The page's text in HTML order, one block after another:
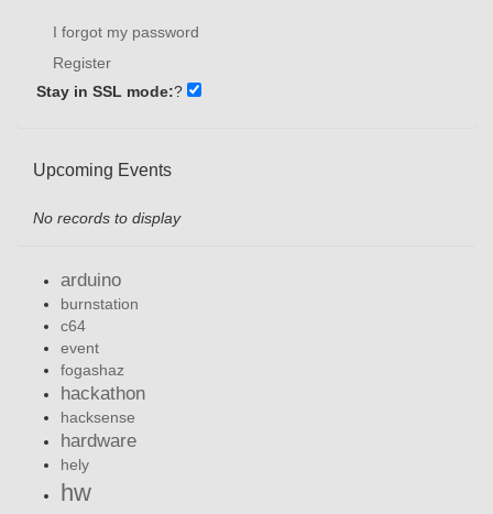
I forgot my password
Register
Stay in SSL mode:?
Upcoming Events
No records to display
arduino
burnstation
c64
event
fogashaz
hackathon
hacksense
hardware
hely
hw